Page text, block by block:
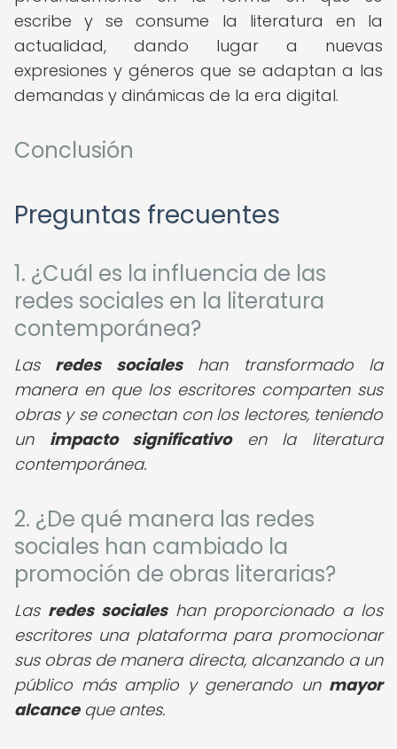
escribe y se consume la literatura en la
actualidad, dando lugar a nuevas
expresiones y géneros que se adaptan a las
demandas y dinámicas de la era digital.
Conclusión
Preguntas frecuentes
1. ¿Cuál es la influencia de las
redes sociales en la literatura
contemporánea?
Las redes socialeshan transformado la
manera en que los escritores comparten sus
obras y se conectan con los lectores, teniendo
un impacto significativoen la literatura
contemporánea.
2. ¿De qué manera las redes
sociales han cambiado la
promoción de obras literarias?
Las redes socialeshan proporcionado a los
escritores una plataforma para promocionar
sus obras de manera directa, alcanzando a un
público más amplio y generando un mayor
alcanceque antes.